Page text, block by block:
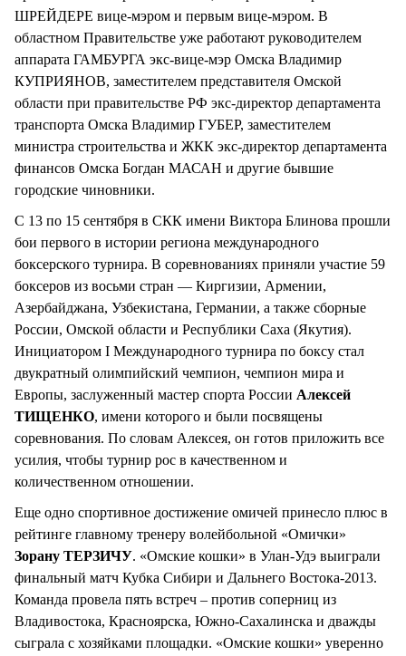
ШРЕЙДЕРЕ вице-мэром и первым вице-мэром. В
областном Правительстве уже работают руководителем
аппарата ГАМБУРГА экс-вице-мэр Омска Владимир
КУПРИЯНОВ, заместителем представителя Омской
области при правительстве РФ экс-директор департамента
транспорта Омска Владимир ГУБЕР, заместителем
министра строительства и ЖКК экс-директор департамента
финансов Омска Богдан МАСАН и другие бывшие
городские чиновники.
С 13 по 15 сентября в СКК имени Виктора Блинова прошли
бои первого в истории региона международного
боксерского турнира. В соревнованиях приняли участие 59
боксеров из восьми стран — Киргизии, Армении,
Азербайджана, Узбекистана, Германии, а также сборные
России, Омской области и Республики Саха (Якутия).
Инициатором I Международного турнира по боксу стал
двукратный олимпийский чемпион, чемпион мира и
Европы, заслуженный мастер спорта России Алексей
ТИЩЕНКО, имени которого и были посвящены
соревнования. По словам Алексея, он готов приложить все
усилия, чтобы турнир рос в качественном и
количественном отношении.
Еще одно спортивное достижение омичей принесло плюс в
рейтинге главному тренеру волейбольной «Омички»
Зорану ТЕРЗИЧУ. «Омские кошки» в Улан-Удэ выиграли
финальный матч Кубка Сибири и Дальнего Востока-2013.
Команда провела пять встреч – против соперниц из
Владивостока, Красноярска, Южно-Сахалинска и дважды
сыграла с хозяйками площадки. «Омские кошки» уверенно